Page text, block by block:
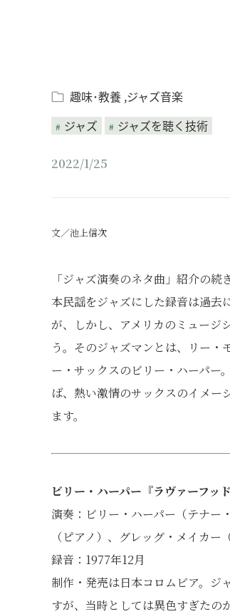
趣味･教養 ジャズ音楽
ジャズ
ジャズを聴く技術
2022/1/25
文／池上信次
「ジャズ演奏のネタ曲」紹介の
本民謡をジャズにした録音は過去
が、しかし、アメリカのミュージ
う。そのジャズマンとは、リー
ー・サックスのビリー・ハーパー
ば、熱い激情のサックスのイメー
ます。
ビリー・ハーパー『ラヴァーフッ
演奏：ビリー・ハーパー（テナー
（ピアノ）、グレッグ・メイカ
録音：1977年12月
制作・発売は日本コロムビア。
すが、当時としては異色すぎたの